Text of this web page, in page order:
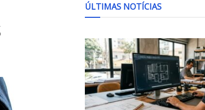
ÚLTIMAS NOTÍCIAS